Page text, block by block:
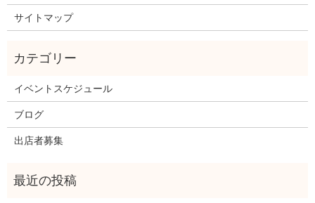
サイトマップ
イベントスケジュール
ブログ
出店者募集